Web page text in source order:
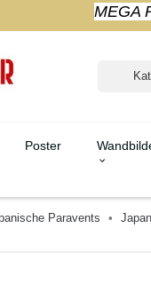
MEGA
Poster
Paravents